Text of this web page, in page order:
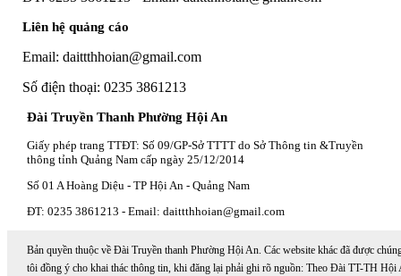
Liên hệ quảng cáo
Email: daittthhoian@gmail.com
Số điện thoại: 0235 3861213
Đài Truyền Thanh Phường Hội An
Giấy phép trang TTĐT: Số 09/GP-Sở TTTT do Sở Thông tin &Truyền
thông tỉnh Quảng Nam cấp ngày 25/12/2014
Số 01 A Hoàng Diệu - TP Hội An - Quảng Nam
ĐT: 0235 3861213 - Email: daittthhoian@gmail.com
Bản quyền thuộc về Đài Truyền thanh Phường Hội An. Các website khác đã được
tôi đồng ý cho khai thác thông tin, khi đăng lại phải ghi rõ nguồn: Theo Đài TT-TH Hội